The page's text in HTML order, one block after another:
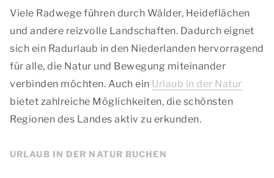
Viele Radwege führen durch Wälder, Heideflächen
und andere reizvolle Landschaften. Dadurch eignet
sich ein Radurlaub in den Niederlanden hervorragend
für alle, die Natur und Bewegung miteinander
verbinden möchten. Auch ein Urlaub in der Natur
bietet zahlreiche Möglichkeiten, die schönsten
Regionen des Landes aktiv zu erkunden.
URLAUB IN DER NATUR BUCHEN